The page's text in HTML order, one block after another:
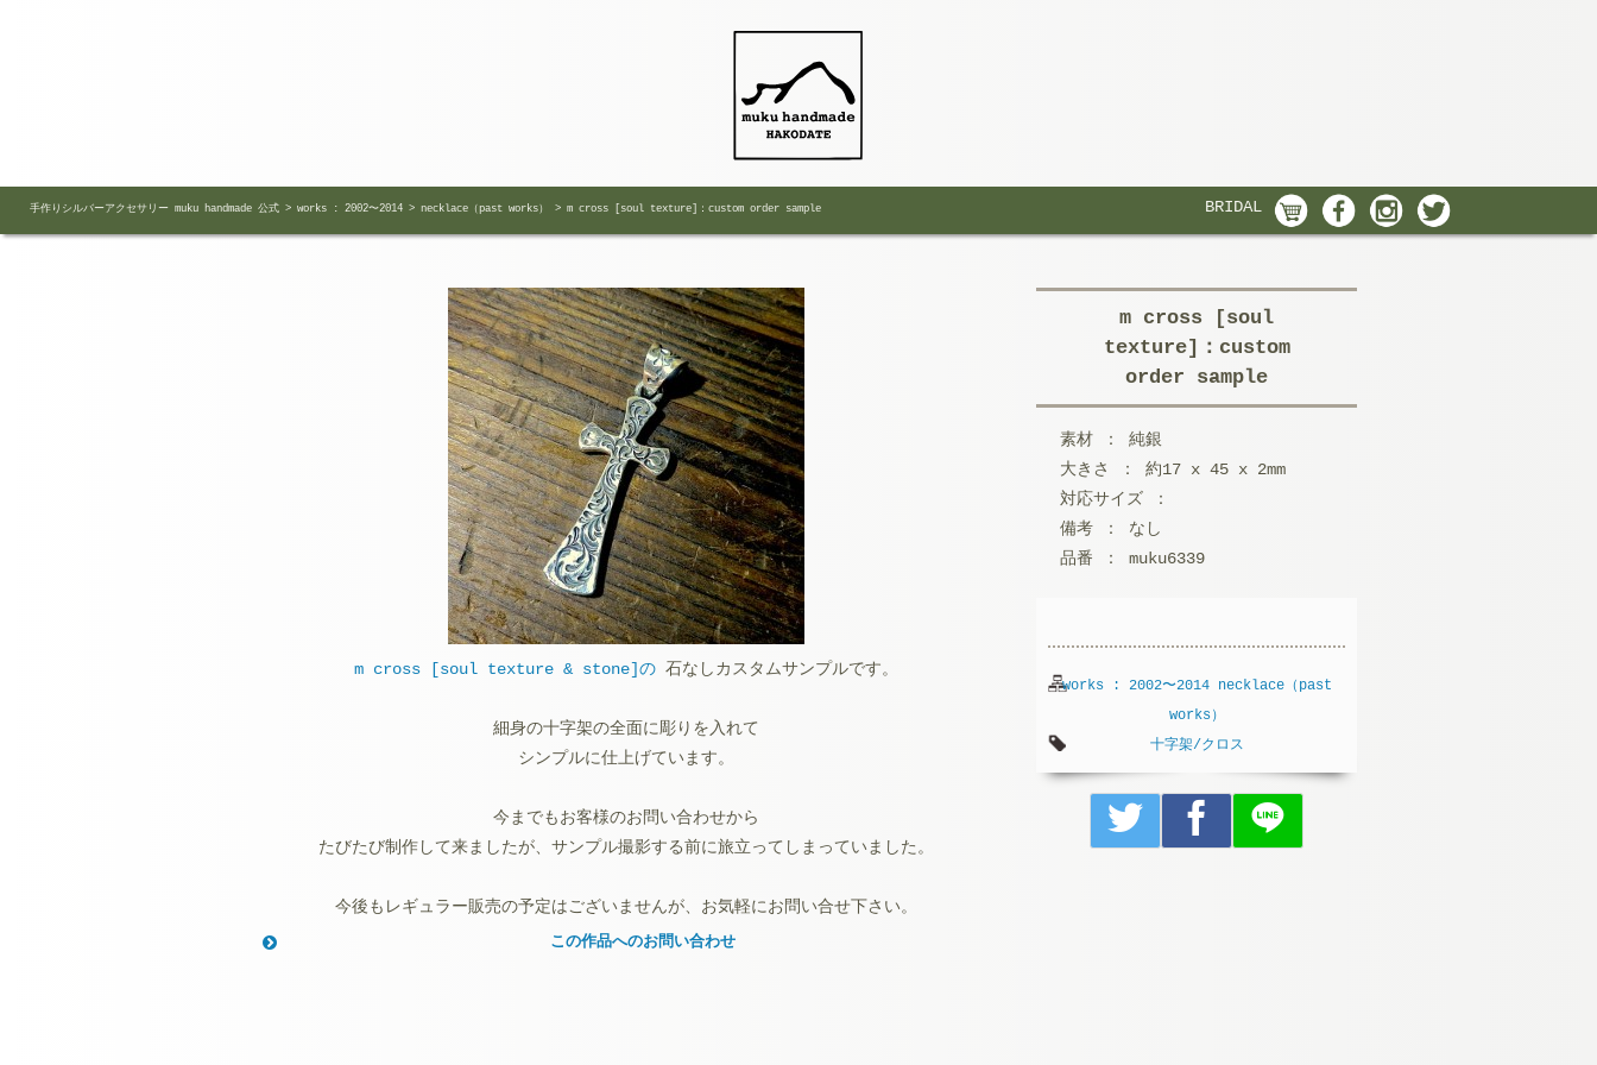
手作りシルバーアクセサリー muku handmade 公式 > works : 2002〜2014 > necklace（past works） > m cross [soul texture]：custom order sample BRIDAL
m cross [soul texture & stone]の 石なしカスタムサンプルです。
細身の十字架の全面に彫りを入れて
シンプルに仕上げています。
今までもお客様のお問い合わせから
たびたび制作して来ましたが、サンプル撮影する前に旅立ってしまっていました。
今後もレギュラー販売の予定はございませんが、お気軽にお問い合せ下さい。
この作品へのお問い合わせ
m cross [soul
texture]：custom
order sample
素材 ： 純銀
大きさ ： 約17 x 45 x 2mm
対応サイズ ：
備考 ： なし
品番 ： muku6339
works : 2002〜2014
necklace（past
works）
十字架/クロス